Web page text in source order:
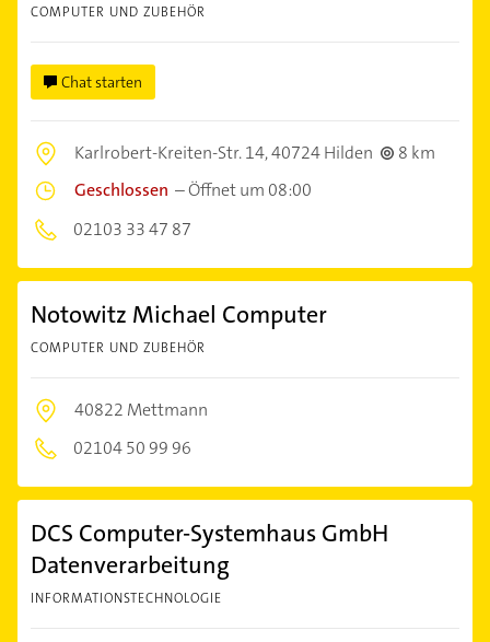
COMPUTER UND ZUBEHÖR
Chat starten
Karlrobert-Kreiten-Str. 14,40724 Hilden
8 km
Geschlossen –Öffnet um 08:00
02103 33 47 87
Notowitz Michael Computer
COMPUTER UND ZUBEHÖR
40822 Mettmann
02104 50 99 96
DCS Computer-Systemhaus GmbH
Datenverarbeitung
INFORMATIONSTECHNOLOGIE